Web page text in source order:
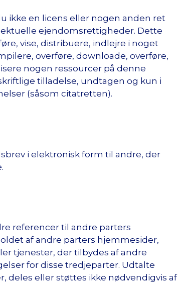
ikke en licens eller nogen anden ret
ejendomsrettigheder. Dette
vise, distribuere, indlejre i noget
overføre, downloade, overføre,
nogen ressourcer på denne
tilladelse, undtagen og kun i
(såsom citatretten).
i elektronisk form til andre, der
referencer til andre parters
af andre parters hjemmesider,
tjenester, der tilbydes af andre
for disse tredjeparter. Udtalte
deles eller støttes ikke nødvendigvis af